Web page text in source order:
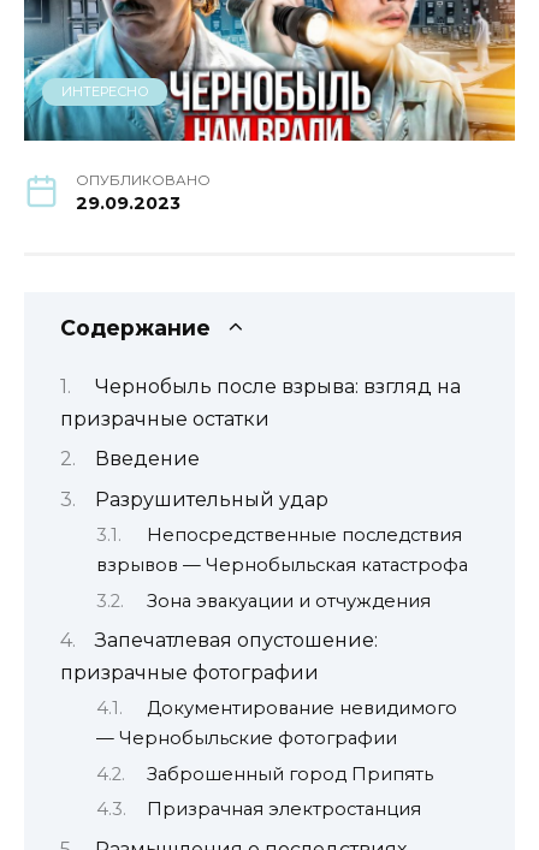
ИНТЕРЕСНО
ОПУБЛИКОВАНО
29.09.2023
Содержание
Чернобыль после взрыва: взгляд на
призрачные остатки
Введение
Разрушительный удар
Непосредственные последствия
взрывов — Чернобыльская катастрофа
Зона эвакуации и отчуждения
Запечатлевая опустошение:
призрачные фотографии
Документирование невидимого
— Чернобыльские фотографии
Заброшенный город Припять
Призрачная электростанция